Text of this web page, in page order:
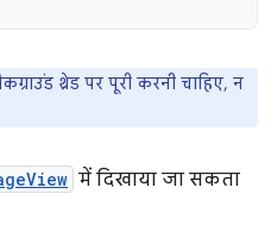
थ्रेड पर पूरी करनी चाहिए, न
में दिखाया जा सकता